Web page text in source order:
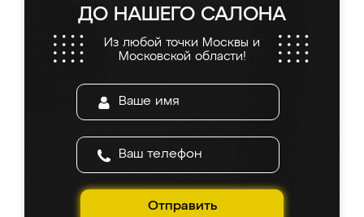
ДО НАШЕГО САЛОНА
Из любой точки Москвы и
Московской области!
Отправить